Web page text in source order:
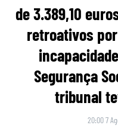
de 3.389,10
retroativos
Segurança
tribunal
20:00 7